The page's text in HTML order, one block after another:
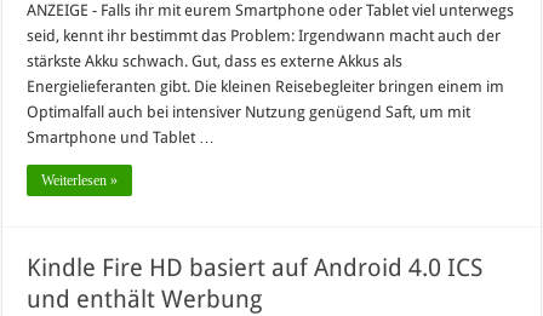
ANZEIGE - Falls ihr mit eurem Smartphone oder Tablet viel unterwegs
seid, kennt ihr bestimmt das Problem: Irgendwann macht auch der
stärkste Akku schwach. Gut, dass es externe Akkus als
Energielieferanten gibt. Die kleinen Reisebegleiter bringen einem im
Optimalfall auch bei intensiver Nutzung genügend Saft, um mit
Smartphone und Tablet …
Weiterlesen »
Kindle Fire HD basiert auf Android 4.0 ICS
und enthält Werbung